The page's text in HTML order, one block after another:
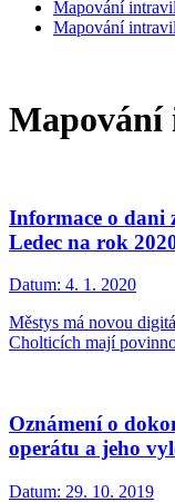
Mapování
Mapování
Informace o dani
Ledec na rok
Datum: 4. 1. 2020
Městys má novou
Cholticích mají
Oznámení o
operátu a jeho
Datum: 29. 10. 2019